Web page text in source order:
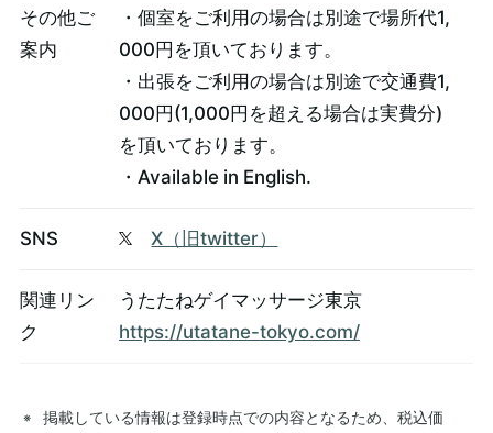
その他ご
案内
・個室をご利用の場合は別途で場所代1,
000円を頂いております。
・出張をご利用の場合は別途で交通費1,
000円(1,000円を超える場合は実費分)
を頂いております。
・Available in English.
SNS X（旧twitter）
関連リン
ク
うたたねゲイマッサージ東京
https://utatane-tokyo.com/
掲載している情報は登録時点での内容となるため、税込価